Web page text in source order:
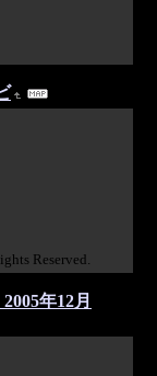
Reserved.
年12月